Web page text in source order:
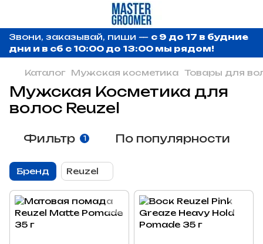
Звони, заказывай, пиши — с 9 до 17 в будние
дни и в сб с 10:00 до 13:00 мы рядом!
Каталог Мужская косметика Товары для
Мужская Косметика для
волос Reuzel
Фильтр 1 По популярности
Бренд Reuzel